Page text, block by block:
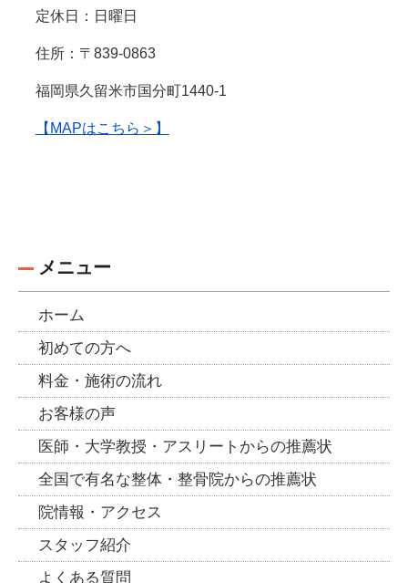
定休日：日曜日
住所：〒839-0863
福岡県久留米市国分町1440-1
【MAPはこちら＞】
メニュー
ホーム
初めての方へ
料金・施術の流れ
お客様の声
医師・大学教授・アスリートからの推薦状
全国で有名な整体・整骨院からの推薦状
院情報・アクセス
スタッフ紹介
よくある質問